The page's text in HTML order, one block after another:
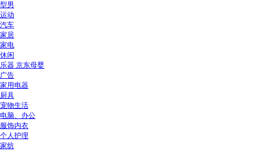
型男
运动
汽车
家居
家电
休闲
乐器 京东母婴
广告
家用电器
厨具
宠物生活
电脑、办公
服饰内衣
个人护理
家纺